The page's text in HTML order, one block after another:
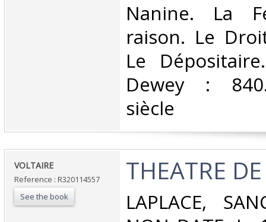
‎Nanine. La
raison. Le
Le
Dewey :
siècle‎
‎VOLTAIRE‎
Reference : R320114557
See the book
‎THEATRE
‎LAPLACE,